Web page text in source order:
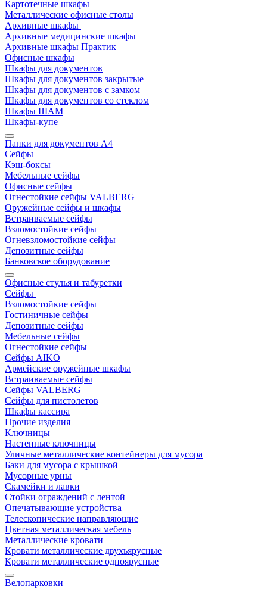
Картотечные шкафы
Металлические офисные столы
Архивные шкафы
Архивные медицинские шкафы
Архивные шкафы Практик
Офисные шкафы
Шкафы для документов
Шкафы для документов закрытые
Шкафы для документов с замком
Шкафы для документов со стеклом
Шкафы ШАМ
Шкафы-купе
Папки для документов A4
Сейфы
Кэш-боксы
Мебельные сейфы
Офисные сейфы
Огнестойкие сейфы VALBERG
Оружейные сейфы и шкафы
Встраиваемые сейфы
Взломостойкие сейфы
Огневзломостойкие сейфы
Депозитные сейфы
Банковское оборудование
Офисные стулья и табуретки
Сейфы
Взломостойкие сейфы
Гостиничные сейфы
Депозитные сейфы
Мебельные сейфы
Огнестойкие сейфы
Сейфы AIKO
Армейские оружейные шкафы
Встраиваемые сейфы
Сейфы VALBERG
Сейфы для пистолетов
Шкафы кассира
Прочие изделия
Ключницы
Настенные ключницы
Уличные металлические контейнеры для мусора
Баки для мусора с крышкой
Мусорные урны
Скамейки и лавки
Стойки ограждений с лентой
Опечатывающие устройства
Телескопические направляющие
Цветная металлическая мебель
Металлические кровати
Кровати металлические двухъярусные
Кровати металлические одноярусные
Велопарковки